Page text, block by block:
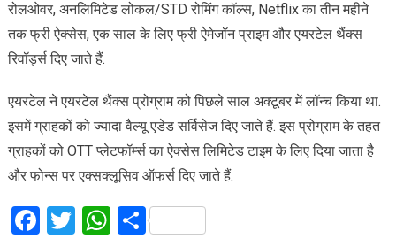
रोलओवर, अनलिमिटेड लोकल/STD रोमिंग कॉल्स, Netflix का तीन महीने
तक फ्री ऐक्सेस, एक साल के लिए फ्री ऐमेजॉन प्राइम और एयरटेल थैंक्स
रिवॉर्ड्स दिए जाते हैं.
एयरटेल ने एयरटेल थैंक्स प्रोग्राम को पिछले साल अक्टूबर में लॉन्च किया था.
इसमें ग्राहकों को ज्यादा वैल्यू एडेड सर्विसेज दिए जाते हैं. इस प्रोग्राम के तहत
ग्राहकों को OTT प्लेटफॉर्म्स का ऐक्सेस लिमिटेड टाइम के लिए दिया जाता है
और फोन्स पर एक्सक्लूसिव ऑफर्स दिए जाते हैं.
Facebook
Twitter
WhatsApp
Share